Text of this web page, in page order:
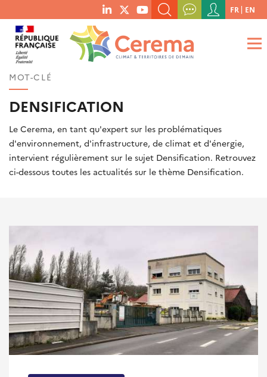
menu
social
links
RECHERCHER UN MOT-CLÉ, UNE PUBLICATION, ETC.
QUE RECHERCHEZ-VOUS ?
Menu
du
compte
de
FR EN
MOT-CLÉ
DENSIFICATION
Le Cerema, en tant qu'expert sur les problématiques
d'environnement, d'infrastructure, de climat et d'énergie,
intervient régulièrement sur le sujet Densification. Retrouvez
ci-dessous toutes les actualités sur le thème Densification.